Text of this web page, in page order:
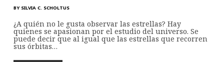
BY SILVIA C. SCHOLTUS
¿A quién no le gusta observar las estrellas? Hay
quienes se apasionan por el estudio del universo. Se
puede decir que al igual que las estrellas que recorren
sus órbitas…